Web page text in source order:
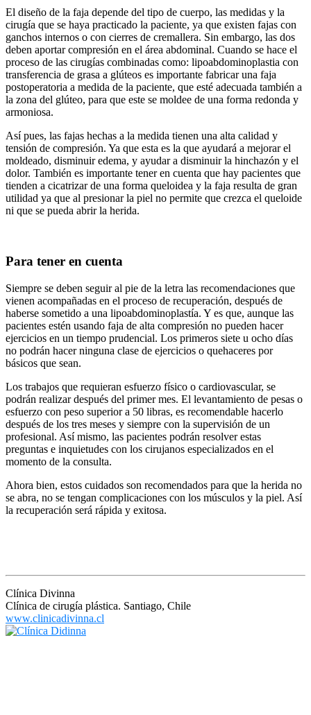
El diseño de la faja depende del tipo de cuerpo, las medidas y la
cirugía que se haya practicado la paciente, ya que existen fajas con
ganchos internos o con cierres de cremallera. Sin embargo, las dos
deben aportar compresión en el área abdominal. Cuando se hace el
proceso de las cirugías combinadas como: lipoabdominoplastia con
transferencia de grasa a glúteos es importante fabricar una faja
postoperatoria a medida de la paciente, que esté adecuada también a
la zona del glúteo, para que este se moldee de una forma redonda y
armoniosa.
Así pues, las fajas hechas a la medida tienen una alta calidad y
tensión de compresión. Ya que esta es la que ayudará a mejorar el
moldeado, disminuir edema, y ayudar a disminuir la hinchazón y el
dolor. También es importante tener en cuenta que hay pacientes que
tienden a cicatrizar de una forma queloidea y la faja resulta de gran
utilidad ya que al presionar la piel no permite que crezca el queloide
ni que se pueda abrir la herida.
Para tener en cuenta
Siempre se deben seguir al pie de la letra las recomendaciones que
vienen acompañadas en el proceso de recuperación, después de
haberse sometido a una lipoabdominoplastía. Y es que, aunque las
pacientes estén usando faja de alta compresión no pueden hacer
ejercicios en un tiempo prudencial. Los primeros siete u ocho días
no podrán hacer ninguna clase de ejercicios o quehaceres por
básicos que sean.
Los trabajos que requieran esfuerzo físico o cardiovascular, se
podrán realizar después del primer mes. El levantamiento de pesas o
esfuerzo con peso superior a 50 libras, es recomendable hacerlo
después de los tres meses y siempre con la supervisión de un
profesional. Así mismo, las pacientes podrán resolver estas
preguntas e inquietudes con los cirujanos especializados en el
momento de la consulta.
Ahora bien, estos cuidados son recomendados para que la herida no
se abra, no se tengan complicaciones con los músculos y la piel. Así
la recuperación será rápida y exitosa.
Clínica Divinna
Clínica de cirugía plástica. Santiago, Chile
www.clinicadivinna.cl